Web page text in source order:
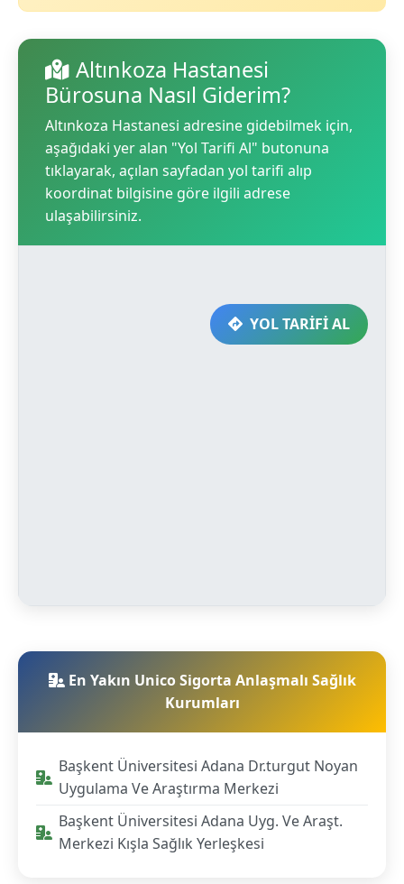
Altınkoza Hastanesi
Bürosuna Nasıl Giderim?
Altınkoza Hastanesi adresine gidebilmek için,
aşağıdaki yer alan "Yol Tarifi Al" butonuna
tıklayarak, açılan sayfadan yol tarifi alıp
koordinat bilgisine göre ilgili adrese
ulaşabilirsiniz.
YOL TARİFİ AL
En Yakın Unico Sigorta Anlaşmalı Sağlık
Kurumları
Başkent Üniversitesi Adana Dr.turgut Noyan
Uygulama Ve Araştırma Merkezi
Başkent Üniversitesi Adana Uyg. Ve Araşt.
Merkezi Kışla Sağlık Yerleşkesi